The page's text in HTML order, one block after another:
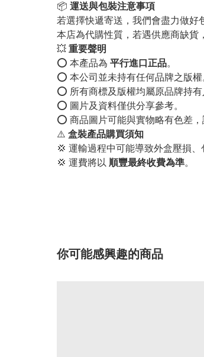
📦 運送與包裝注意事項
若選擇快遞寄送，我們會盡力做好
本店為代購性質，若遇供應商缺貨
💥 重要聲明
⭕️ 本產品為 平行進口正品。
⭕️ 本公司並未持有任何品牌之版權
⭕️ 所有商標及版權均屬原品牌持有
⭕️ 圖片及資料僅供分享參考。
⭕️ 商品圖片可能與實物略有色差，
⚠️ 盒裝產品購買須知
💢 運輸過程中可能導致外盒壓損
💢 運費將以 順豐最終收費為準。
你可能感興趣的商品